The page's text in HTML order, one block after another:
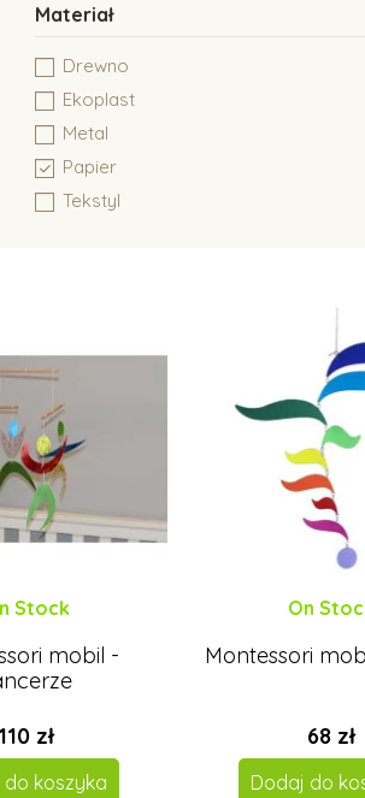
Materiał
Drewno
Ekoplast
Metal
Papier
Tekstyl
Stock
mobil -
110 zł
do koszyka
On
Montessori
68 zł
Dodaj do